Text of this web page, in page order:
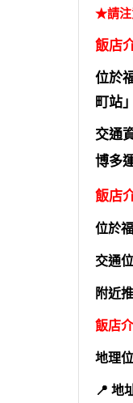
★請注
飯店
位於
町站
交通
博多
飯店
位於
交通
附近
飯店
地理
📍 地